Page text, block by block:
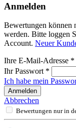
Anmelden
Bewertungen können
werden. Bitte loggen
Account. Neuer
Ihre E-Mail-Adresse *
Ihr Passwort *
Ich habe mein
Anmelden
Abbrechen
Bewertungen nur in